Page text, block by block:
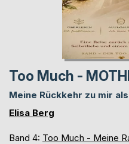
Too Much -
Meine Rückkehr zu mir
Elisa Berg
Band 4: Too Much - Meine